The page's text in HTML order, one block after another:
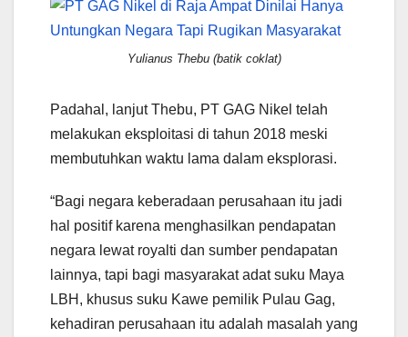
Yulianus Thebu (batik coklat)
Padahal, lanjut Thebu, PT GAG Nikel telah
melakukan eksploitasi di tahun 2018 meski
membutuhkan waktu lama dalam eksplorasi.
“Bagi negara keberadaan perusahaan itu jadi
hal positif karena menghasilkan pendapatan
negara lewat royalti dan sumber pendapatan
lainnya, tapi bagi masyarakat adat suku Maya
LBH, khusus suku Kawe pemilik Pulau Gag,
kehadiran perusahaan itu adalah masalah yang